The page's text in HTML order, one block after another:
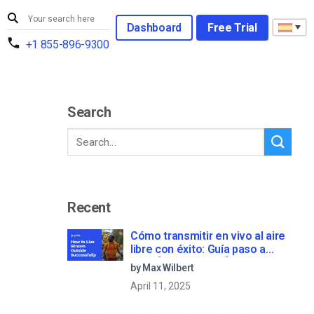
+1 855-896-9300
Dashboard Free Trial
Search
Recent
Cómo transmitir en vivo al aire
libre con éxito: Guía paso a
paso [2021 Update]
by Max Wilbert
April 11, 2025